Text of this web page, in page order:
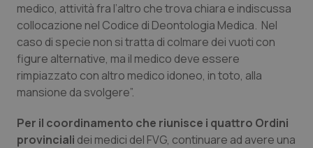
Puglia
Sardegna
Sicilia
Toscana
Malattie rare
Malattia di Crohn & Rettocolite Ulcerosa
Neuroscienze & patologie neurodegenerative
Obesità
medico, attività fra l’altro che trova chiara e indiscussa
collocazione nel Codice di Deontologia Medica. Nel
caso di specie non si tratta di colmare dei vuoti con
figure alternative, ma il medico deve essere
rimpiazzato con altro medico idoneo, in toto, alla
mansione da svolgere”.
Per il coordinamento che riunisce i quattro Ordini
provinciali dei medici del FVG, continuare ad avere una